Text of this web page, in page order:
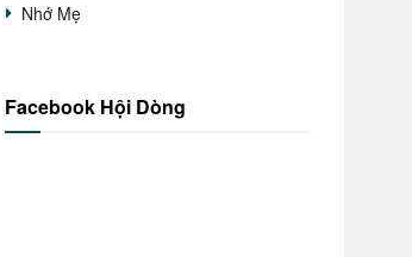
Nhớ Mẹ
Facebook Hội Dòng